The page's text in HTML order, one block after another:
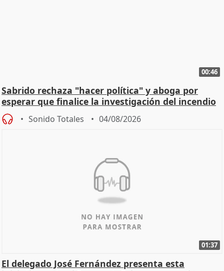
00:46
Sabrido rechaza "hacer política" y aboga por
esperar que finalice la investigación del incendio
Sonido Totales 04/08/2026
01:37
El delegado José Fernández presenta esta